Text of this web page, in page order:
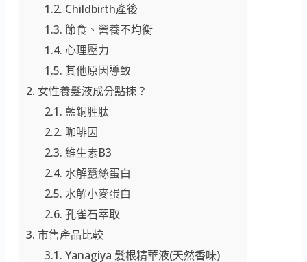
Childbirth產後
節食、營養不均衡
心理壓力
其他原因導致
女性養髮液成分點揀？
藍銅胜肽
咖啡因
維生素B3
水解蠶絲蛋白
水解小麥蛋白
孔雀石萃取
市售產品比較
Yanagiya 髮根精華液(天然香味)